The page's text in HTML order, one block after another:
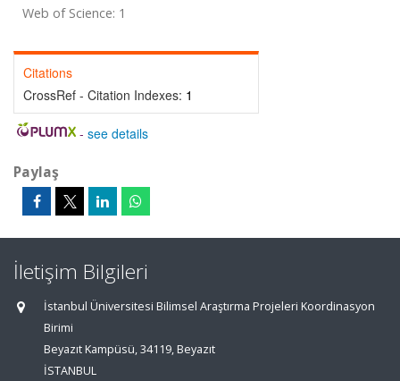
Web of Science: 1
Citations
CrossRef - Citation Indexes: 1
- see details
Paylaş
İletişim Bilgileri
İstanbul Üniversitesi Bilimsel Araştırma Projeleri Koordinasyon
Birimi
Beyazıt Kampüsü, 34119, Beyazıt
İSTANBUL